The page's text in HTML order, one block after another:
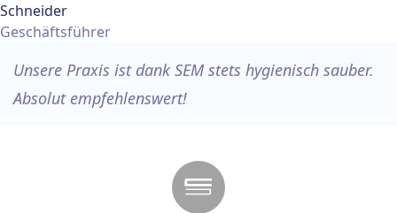
Schneider
Geschäftsführer
Unsere Praxis ist dank SEM stets hygienisch sauber.
Absolut empfehlenswert!